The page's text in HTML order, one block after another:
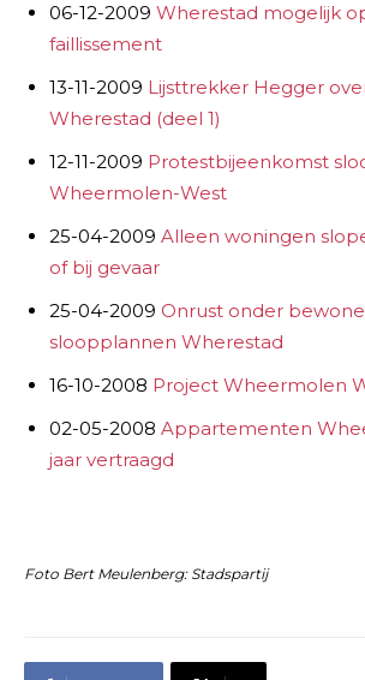
06-12-2009 Wherestad mogelijk
faillissement
13-11-2009 Lijsttrekker Hegger
Wherestad (deel 1)
12-11-2009 Protestbijeenkomst
Wheermolen-West
25-04-2009 Alleen woningen
of bij gevaar
25-04-2009 Onrust onder
sloopplannen Wherestad
16-10-2008 Project Wheermolen
02-05-2008 Appartementen
jaar vertraagd
Foto Bert Meulenberg: Stadspartij